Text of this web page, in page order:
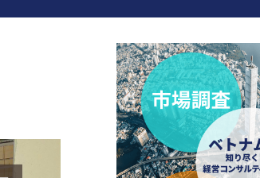
現地パートナー探索
デジタルマーケティング・
web広告